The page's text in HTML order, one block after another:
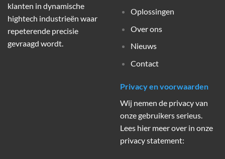
klanten in dynamische
hightech industrieën waar
repeterende precisie
gevraagd wordt.
Oplossingen
Over ons
Nieuws
Contact
Privacy en voorwaarden
Wij nemen de privacy van
onze gebruikers serieus.
Lees hier meer over in onze
privacy statement: